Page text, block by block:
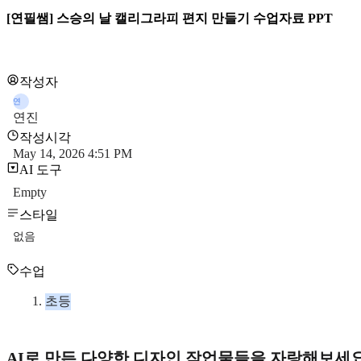
[연필쌤] 스승의 날 캘리그라피 편지 만들기 수업자료 PPT
작성자
연
연진
작성시각
May 14, 2026 4:51 PM
AI 도구
Empty
스타일
없음
수업
초등